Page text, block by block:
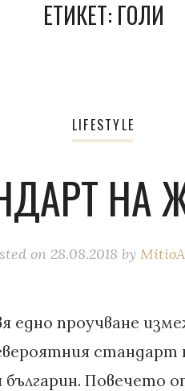
ЕТИКЕТ: ГОЛИ
LIFESTYLE
НА
on 28.08.2018 by
едно проучване
Повечето